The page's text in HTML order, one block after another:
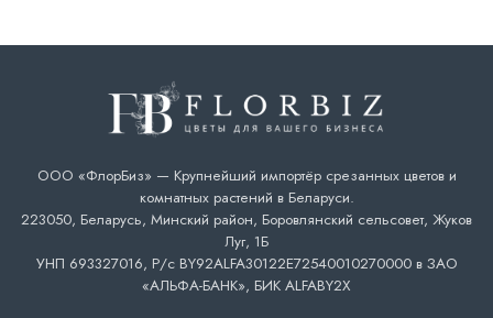
ООО «ФлорБиз» — Крупнейший импортёр срезанных цветов и
комнатных растений в Беларуси.
223050, Беларусь, Минский район, Боровлянский сельсовет, Жуков
Луг, 1Б
УНП 693327016, Р/с BY92ALFA30122E72540010270000 в ЗАО
«АЛЬФА-БАНК», БИК ALFABY2X